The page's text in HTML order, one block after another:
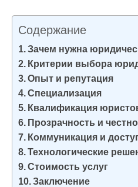
Содержание
Зачем нужна
Критерии выбора
Опыт и репутация
Специализация
Квалификация
Прозрачность и
Коммуникация и
Технологические
Стоимость услуг
Заключение